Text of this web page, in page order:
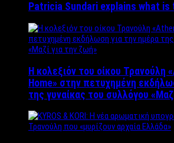
Patricia Sundari explains what
Η κολεξιόν του οίκου Τρανούλη
Home» στην πετυχημένη
της γυναίκας του συλλόγου